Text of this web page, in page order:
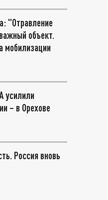
"Отравление
объект.
мобилизации
усилили
– в Орехове
Россия вновь